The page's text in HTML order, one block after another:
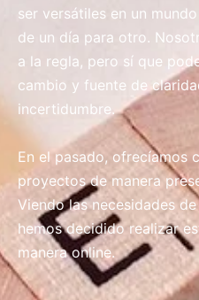
ser versátiles en un
de un día para otro.
a la regla, pero sí que
cambio y fuente de
incertidumbre.
En el pasado, ofrecíamos
proyectos de manera
Viendo las necesidades
hemos decidido realizar
manera online.